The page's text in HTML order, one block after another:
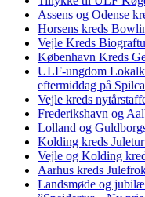
Assens og Odense
Horsens kreds
Vejle Kreds
København Kreds
ULF-ungdom
eftermiddag på
Vejle kreds
Frederikshavn og
Lolland og
Kolding kreds
Vejle og Kolding
Aarhus kreds
Landsmøde og